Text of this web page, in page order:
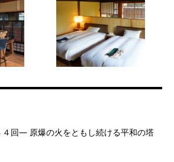
４回― 原爆の火をともし続ける平和の塔